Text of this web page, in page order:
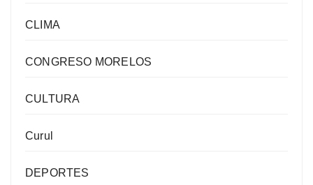
CLIMA
CONGRESO MORELOS
CULTURA
Curul
DEPORTES